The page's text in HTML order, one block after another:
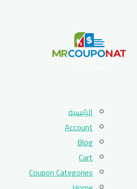
الرئيسية
Account
Blog
Cart
Coupon Categories